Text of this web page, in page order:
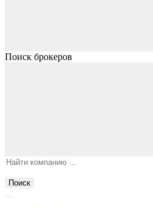
Поиск брокеров
Поиск